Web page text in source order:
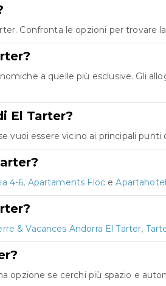
Confronta le opzioni per trovare
a quelle più esclusive. Gli
El Tarter?
vuoi essere vicino ai principali punti
4-6, Apartaments Floce
& Vacances Andorra El Tarter,
opzione se cerchi più spazio e